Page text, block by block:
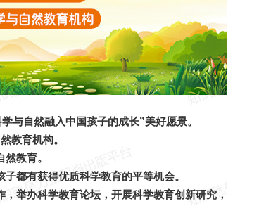
与自然融入中国孩⼦的成⻓”美好愿景。
教育机构。
教育。
都有获得优质科学教育的平等机会。
举办科学教育论坛，开展科学教育创新研究，